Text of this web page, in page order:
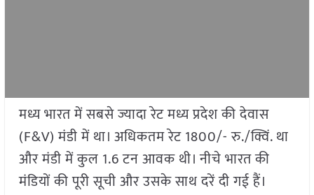
मध्य भारत में सबसे ज्यादा रेट मध्य प्रदेश की देवास
(F&V) मंडी में था। अधिकतम रेट 1800/- रु./क्विं. था
और मंडी में कुल 1.6 टन आवक थी। नीचे भारत की
मंडियों की पूरी सूची और उसके साथ दरें दी गई हैं।